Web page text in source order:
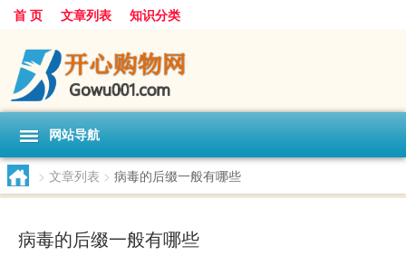
首 页 文章列表 知识分类
网站导航
> 文章列表 > 病毒的后缀一般有哪些
病毒的后缀一般有哪些